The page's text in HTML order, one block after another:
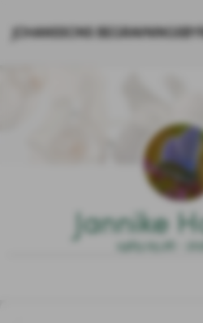
JOHANSSONS
Jannike
1965.05.26 -